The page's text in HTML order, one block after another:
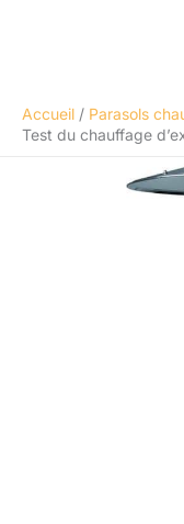
Accueil
Parasols
Test du chauffage